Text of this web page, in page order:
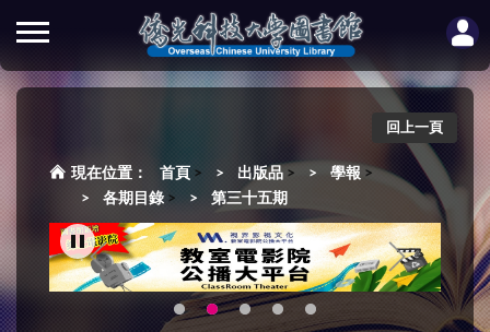
回上一頁
首頁 > 出版品 > 學報 >
各期目錄 > 第三十五期